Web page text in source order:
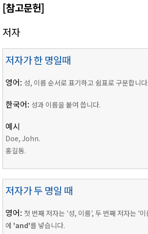
[참고문헌]
저자
저자가 한 명일때
영어: 성, 이름 순서로 표기하고 쉼표로 구분합니다.
한국어: 성과 이름을 붙여 씁니다.
예시
Doe, John.
홍길동.
저자가 두 명일 때
영어: 첫 번째 저자는 '성, 이름', 두 번째 저자는 '
에 'and'를 넣습니다.